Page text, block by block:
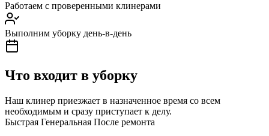
Работаем с проверенными клинерами
Выполним уборку день-в-день
Что входит в уборку
Наш клинер приезжает в назначенное время со всем
необходимым и сразу приступает к делу.
Быстрая Генеральная После ремонта